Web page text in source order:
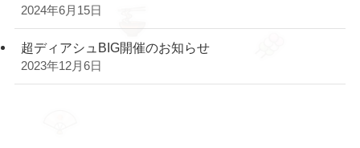
2024年6月15日
超ディアシュBIG開催のお知らせ
2023年12月6日